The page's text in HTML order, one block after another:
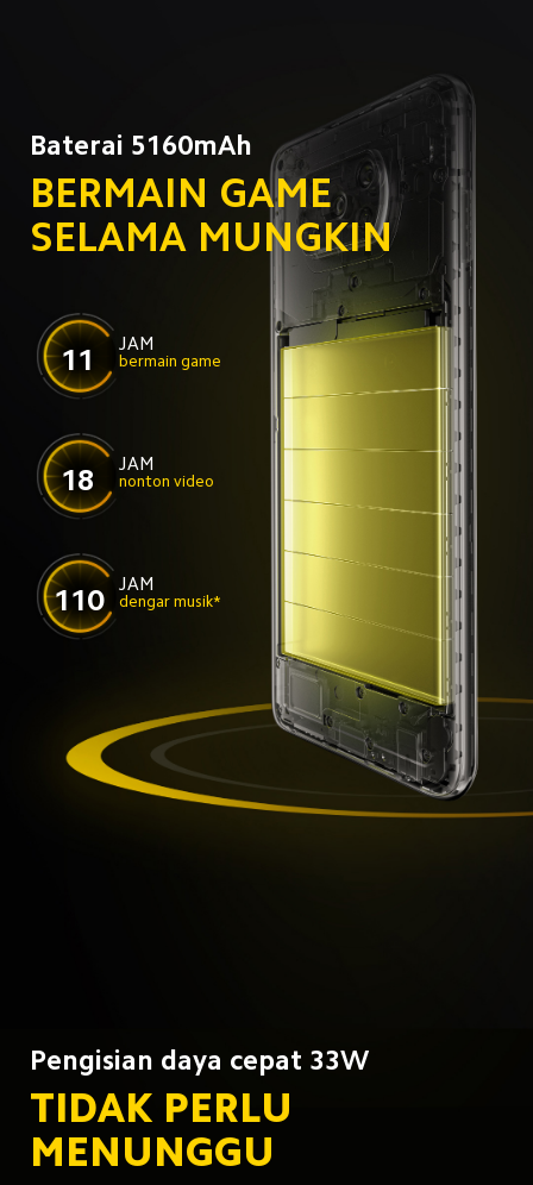
Baterai 5160mAh
BERMAIN GAME
SELAMA MUNGKIN
11
JAM
bermain game
18
JAM
nonton video
110
JAM
dengar musik*
Pengisian daya cepat 33W
TIDAK PERLU
MENUNGGU